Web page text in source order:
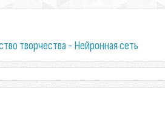
творчества - Нейронная сеть